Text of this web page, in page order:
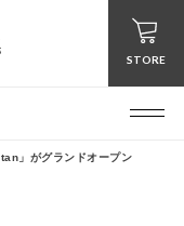
STORE
」がグランドオープン